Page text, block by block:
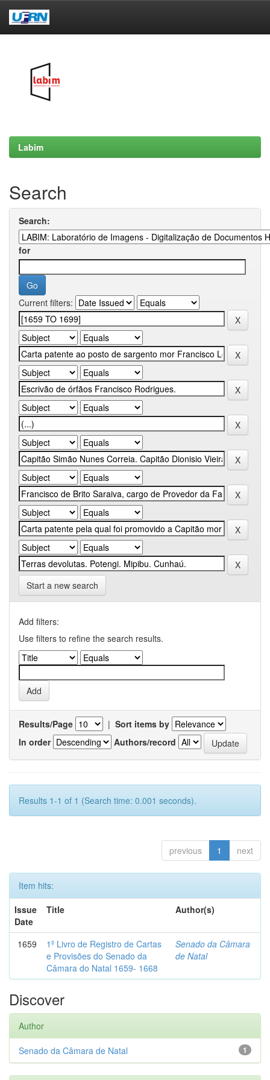
Labim
Search
Search:
for
Current filters:
Start a new search
Add filters:
Use filters to refine the search results.
Results/Page | Sort items by
In order
Authors/record
Results 1-1 of 1 (Search time: 0.001 seconds).
previous 1 next
Item hits:
Issue
Date
Title Author(s)
1659
1º Livro de Registro de Cartas
e Provisões do Senado da
Câmara do Natal 1659- 1668
Senado da Câmara
de Natal
Discover
Author
1
Senado da Câmara de Natal